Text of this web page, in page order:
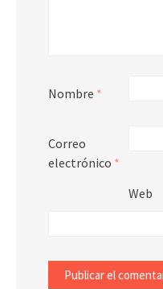
Nombre *
Correo
electrónico *
Web